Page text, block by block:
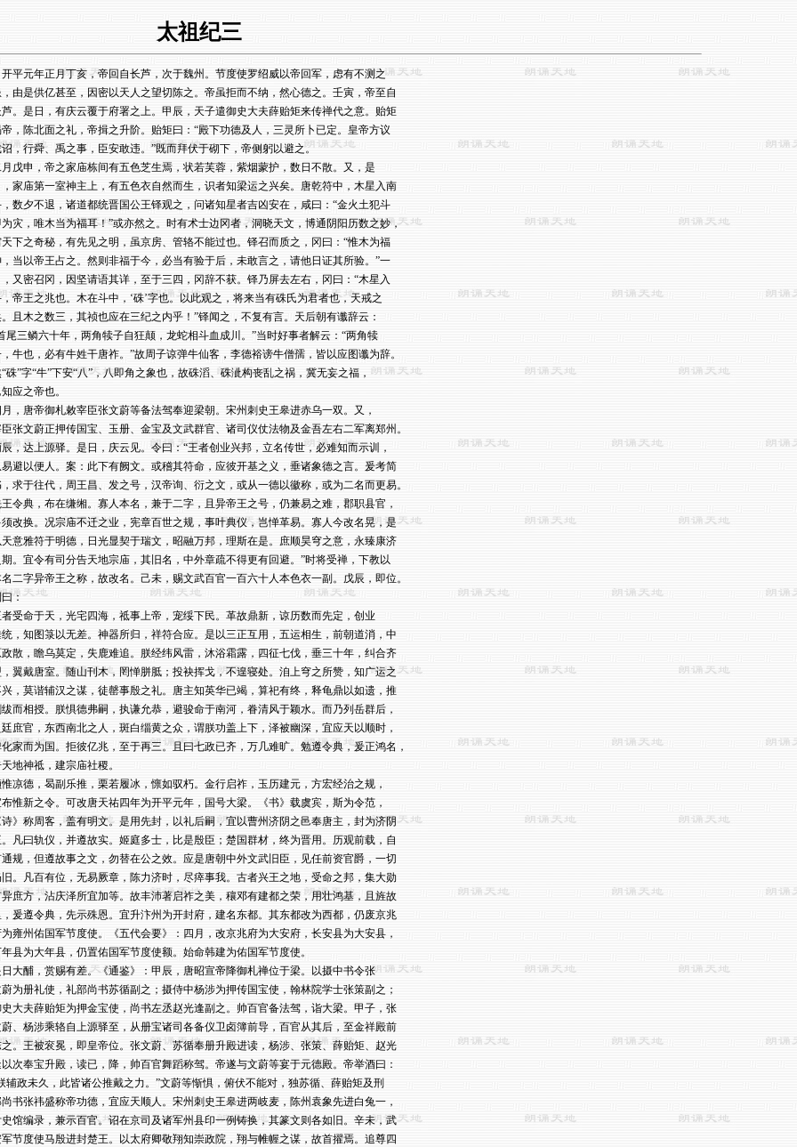
太祖纪三
开平元年正月丁亥，帝回自长芦，次于魏州。节度使罗绍威以帝回军，虑有不测之
由是供亿甚至，因密以天人之望切陈之。帝虽拒而不纳，然心德之。壬寅，帝至自
。是日，有庆云覆于府署之上。甲辰，天子遣御史大夫薛贻矩来传禅代之意。贻矩
，陈北面之礼，帝揖之升阶。贻矩曰：“殿下功德及人，三灵所卜已定。皇帝方议
，行舜、禹之事，臣安敢违。”既而拜伏于砌下，帝侧躬以避之。
戊申，帝之家庙栋间有五色芝生焉，状若芙蓉，紫烟蒙护，数日不散。又，是
家庙第一室神主上，有五色衣自然而生，识者知梁运之兴矣。唐乾符中，木星入南
数夕不退，诸道都统晋国公王铎观之，问诸知星者吉凶安在，咸曰：“金火土犯斗
灾，唯木当为福耳！”或亦然之。时有术士边冈者，洞晓天文，博通阴阳历数之妙，
下之奇秘，有先见之明，虽京房、管辂不能过也。铎召而质之，冈曰：“惟木为福
当以帝王占之。然则非福于今，必当有验于后，未敢言之，请他日证其所验。”一
又密召冈，因坚请语其详，至于三四，冈辞不获。铎乃屏去左右，冈曰：“木星入
帝王之兆也。木在斗中，‘硃’字也。以此观之，将来当有硃氏为君者也，天戒之
且木之数三，其祯也应在三纪之内乎！”铎闻之，不复有言。天后朝有谶辞云：
尾三鳞六十年，两角犊子自狂颠，龙蛇相斗血成川。”当时好事者解云：“两角犊
牛也，必有牛姓干唐祚。”故周子谅弹牛仙客，李德裕谤牛僧孺，皆以应图谶为辞。
硃”字“牛”下安“八”，八即角之象也，故硃滔、硃泚构丧乱之祸，冀无妄之福，
应之帝也。
，唐帝御札敕宰臣张文蔚等备法驾奉迎梁朝。宋州刺史王皋进赤乌一双。又，
张文蔚正押传国宝、玉册、金宝及文武群官、诸司仪仗法物及金吾左右二军离郑州。
，达上源驿。是日，庆云见。令曰：“王者创业兴邦，立名传世，必难知而示训，
避以便人。案：此下有阙文。或稽其符命，应彼开基之义，垂诸象德之言。爰考简
求于往代，周王昌、发之号，汉帝询、衍之文，或从一德以徽称，或为二名而更易。
令典，布在缣缃。寡人本名，兼于二字，且异帝王之号，仍兼易之难，郡职县官，
改换。况宗庙不迁之业，宪章百世之规，事叶典仪，岂惮革易。寡人今改名晃，是
意雅符于明德，日光显契于瑞文，昭融万邦，理斯在是。庶顺昊穹之意，永臻康济
。宜令有司分告天地宗庙，其旧名，中外章疏不得更有回避。”时将受禅，下教以
二字异帝王之称，故改名。己未，赐文武百官一百六十人本色衣一副。戊辰，即位。
：
受命于天，光宅四海，祗事上帝，宠绥下民。革故鼎新，谅历数而先定，创业
，知图箓以无差。神器所归，祥符合应。是以三正互用，五运相生，前朝道消，中
散，瞻乌莫定，失鹿难追。朕经纬风雷，沐浴霜露，四征七伐，垂三十年，纠合齐
翼戴唐室。随山刊木，罔惮胼胝；投袂挥戈，不遑寝处。洎上穹之所赞，知广运之
，莫谐辅汉之谋，徒罄事殷之礼。唐主知英华已竭，算祀有终，释龟鼎以如遗，推
而相授。朕惧德弗嗣，执谦允恭，避骏命于南河，眷清风于颖水。而乃列岳群后，
庶官，东西南北之人，斑白缁黄之众，谓朕功盖上下，泽被幽深，宜应天以顺时，
家而为国。拒彼亿兆，至于再三。且曰七政已齐，万几难旷。勉遵令典，爰正鸿名，
地神祗，建宗庙社稷。
凉德，曷副乐推，栗若履冰，懔如驭朽。金行启祚，玉历建元，方宏经治之规，
惟新之令。可改唐天祐四年为开平元年，国号大梁。《书》载虞宾，斯为令范，
》称周客，盖有明文。是用先封，以礼后嗣，宜以曹州济阴之邑奉唐主，封为济阴
凡曰轨仪，并遵故实。姬庭多士，比是殷臣；楚国群材，终为晋用。历观前载，自
规，但遵故事之文，勿替在公之效。应是唐朝中外文武旧臣，见任前资官爵，一切
。凡百有位，无易厥章，陈力济时，尽瘁事我。古者兴王之地，受命之邦，集大勋
庶方，沾庆泽所宜加等。故丰沛著启祚之美，穰邓有建都之荣，用壮鸿基，且旌故
爰遵令典，先示殊恩。宜升汴州为开封府，建名东都。其东都改为西都，仍废京兆
雍州佑国军节度使。《五代会要》：四月，改京兆府为大安府，长安县为大安县，
县为大年县，仍置佑国军节度使额。始命韩建为佑国军节度使。
大酺，赏赐有差。《通鉴》：甲辰，唐昭宣帝降御札禅位于梁。以摄中书令张
为册礼使，礼部尚书苏循副之；摄侍中杨涉为押传国宝使，翰林院学士张策副之；
大夫薛贻矩为押金宝使，尚书左丞赵光逢副之。帅百官备法驾，诣大梁。甲子，张
、杨涉乘辂自上源驿至，从册宝诸司各备仪卫卤簿前导，百官从其后，至金祥殿前
。王被衮冕，即皇帝位。张文蔚、苏循奉册升殿进读，杨涉、张策、薛贻矩、赵光
次奉宝升殿，读已，降，帅百官舞蹈称驾。帝遂与文蔚等宴于元德殿。帝举酒曰：
辅政未久，此皆诸公推戴之力。”文蔚等惭惧，俯伏不能对，独苏循、薛贻矩及刑
书张祎盛称帝功德，宜应天顺人。宋州刺史王皋进两岐麦，陈州袁象先进白兔一，
馆编录，兼示百官。诏在京司及诸军州县印一例铸换，其篆文则各如旧。辛未，武
节度使马殷进封楚王。以太府卿敬翔知崇政院，翔与帷幄之谋，故首擢焉。追尊四